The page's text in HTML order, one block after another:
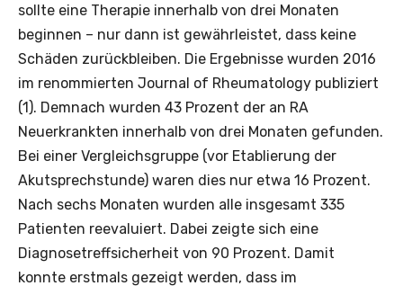
sollte eine Therapie innerhalb von drei Monaten
beginnen – nur dann ist gewährleistet, dass keine
Schäden zurückbleiben. Die Ergebnisse wurden 2016
im renommierten Journal of Rheumatology publiziert
(1). Demnach wurden 43 Prozent der an RA
Neuerkrankten innerhalb von drei Monaten gefunden.
Bei einer Vergleichsgruppe (vor Etablierung der
Akutsprechstunde) waren dies nur etwa 16 Prozent.
Nach sechs Monaten wurden alle insgesamt 335
Patienten reevaluiert. Dabei zeigte sich eine
Diagnosetreffsicherheit von 90 Prozent. Damit
konnte erstmals gezeigt werden, dass im